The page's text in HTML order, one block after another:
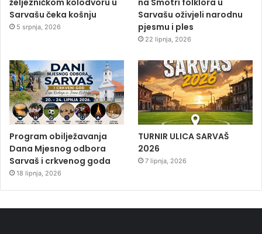
Sarvašu čeka košnju
5 srpnja, 2026
Sarvašu oživjeli narodnu
pjesmu i ples
22 lipnja, 2026
Program obilježavanja
Dana Mjesnog odbora
Sarvaš i crkvenog goda
18 lipnja, 2026
TURNIR ULICA SARVAŠ
2026
7 lipnja, 2026